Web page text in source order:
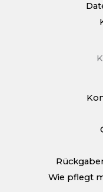
Wie pflegt